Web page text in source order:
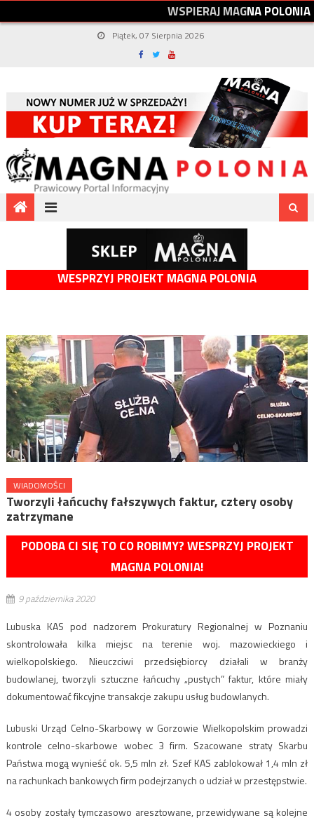
WSPIERAJMAGNAPOLONIA
Piątek, 07 Sierpnia 2026
WESPRZYJ PROJEKT MAGNA POLONIA
WIADOMOŚCI
Tworzyli łańcuchy fałszywych faktur, cztery osoby
zatrzymane
PODOBA CI SIĘ TO CO ROBIMY? WESPRZYJ PROJEKT
MAGNA POLONIA!
9 października 2020
Lubuska KAS pod nadzorem Prokuratury Regionalnej w Poznaniu
skontrolowała kilka miejsc na terenie woj. mazowieckiego i
wielkopolskiego. Nieuczciwi przedsiębiorcy działali w branży
budowlanej, tworzyli sztuczne łańcuchy „pustych” faktur, które miały
dokumentować fikcyjne transakcje zakupu usług budowlanych.
Lubuski Urząd Celno-Skarbowy w Gorzowie Wielkopolskim prowadzi
kontrole celno-skarbowe wobec 3 firm. Szacowane straty Skarbu
Państwa mogą wynieść ok. 5,5 mln zł. Szef KAS zablokował 1,4 mln zł
na rachunkach bankowych firm podejrzanych o udział w przestępstwie.
4 osoby zostały tymczasowo aresztowane, przewidywane są kolejne